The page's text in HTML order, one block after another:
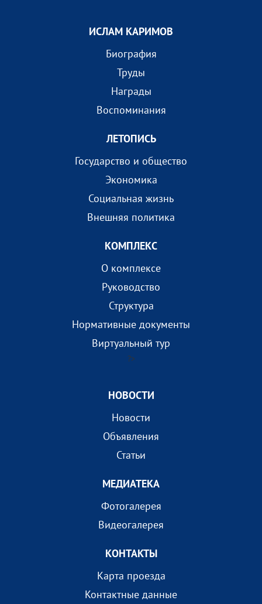
ИСЛАМ КАРИМОВ
Биография
Труды
Награды
Воспоминания
ЛЕТОПИСЬ
Государство и общество
Экономика
Социальная жизнь
Внешняя политика
КОМПЛEКС
О комплексе
Руководство
Структура
Нормативные документы
Виртуальный тур
?>
НОВОСТИ
Новости
Объявления
Статьи
МEДИАТEКА
Фотогалерея
Видеогалерея
КОНТАКТЫ
Карта проезда
Контактные данные